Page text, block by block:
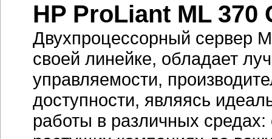
HP ProLiant ML 370
Двухпроцессорный сервер
своей линейке, обладает
управляемости,
доступности, являясь
работы в различных средах: